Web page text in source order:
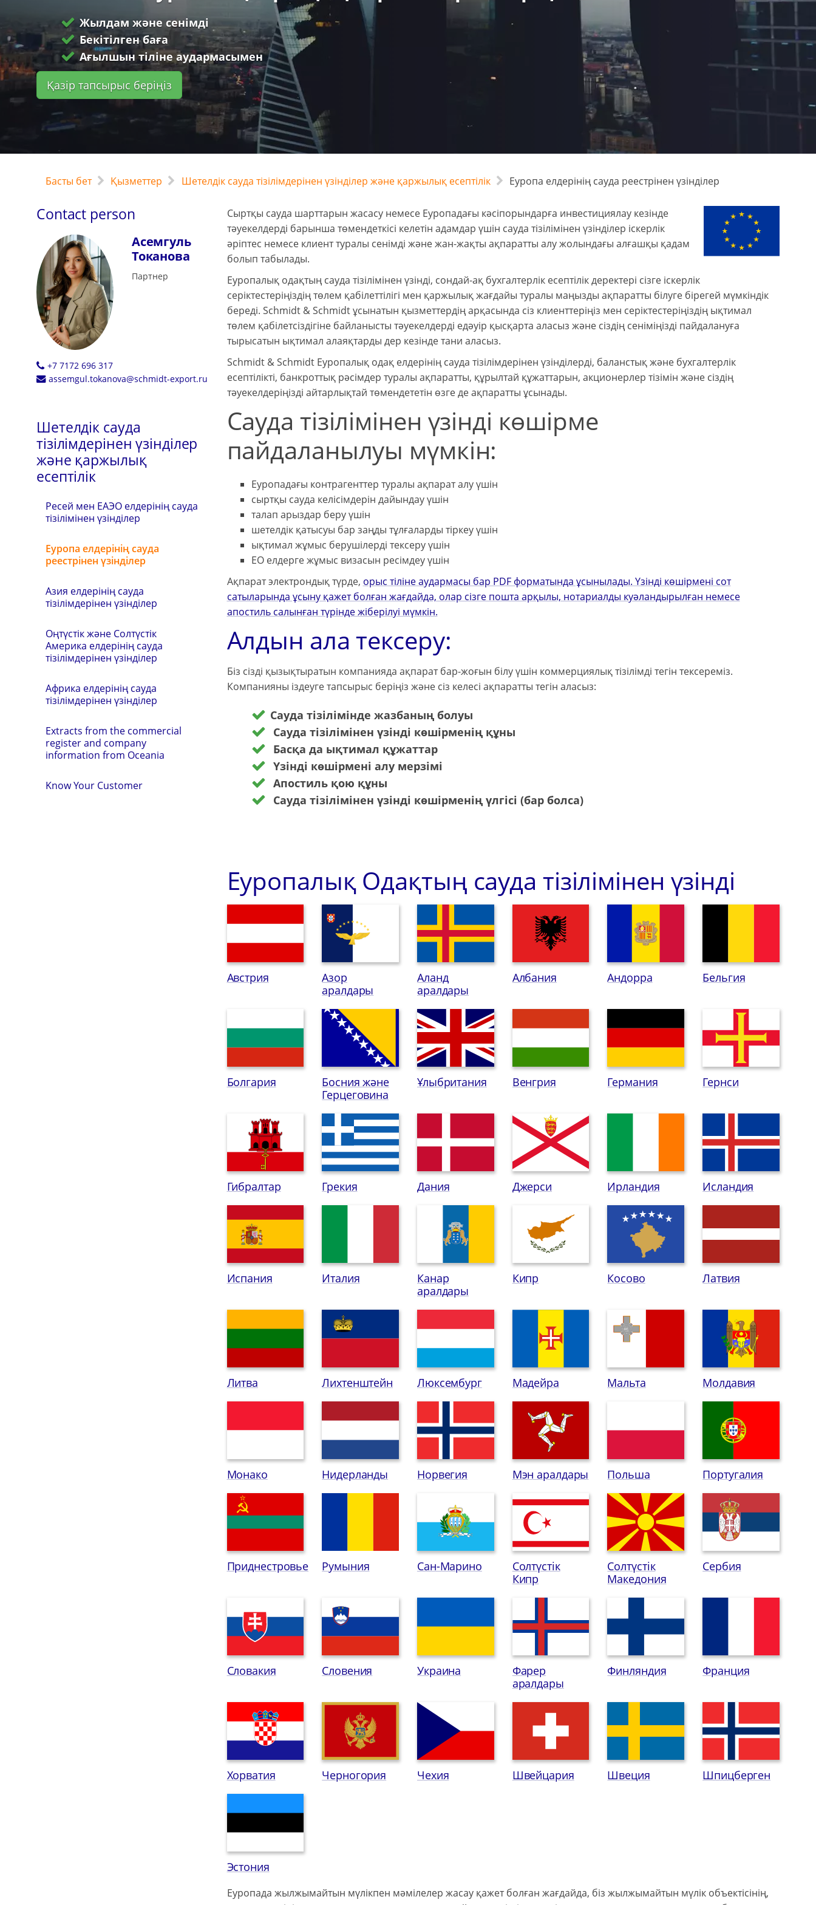
Жылдам және сенімді
Бекітілген баға
Ағылшын тіліне аудармасымен
Қазір тапсырыс беріңіз
Басты бет Қызметтер Шетелдік сауда тізілімдерінен үзінділер және қаржылық есептілік Еуропа елдерінің сауда реестрінен үзінділер
Contact person
Асемгуль
Токанова
Партнер
+7 7172 696 317
assemgul.tokanova@schmidt-export.ru
Шетелдік сауда
тізілімдерінен үзінділер
және қаржылық
есептілік
Ресей мен ЕАЭО елдерінің сауда
тізілімінен үзінділер
Еуропа елдерінің сауда
реестрінен үзінділер
Азия елдерінің сауда
тізілімдерінен үзінділер
Оңтүстік және Солтүстік
Америка елдерінің сауда
тізілімдерінен үзінділер
Африка елдерінің сауда
тізілімдерінен үзінділер
Extracts from the commercial
register and company
information from Oceania
Know Your Customer
Сыртқы сауда шарттарын жасасу немесе Еуропадағы кәсіпорындарға инвестициялау кезінде
тәуекелдерді барынша төмендеткісі келетін адамдар үшін сауда тізілімінен үзінділер іскерлік
әріптес немесе клиент туралы сенімді және жан-жақты ақпаратты алу жолындағы алғашқы қадам
болып табылады.
Еуропалық одақтың сауда тізілімінен үзінді, сондай-ақ бухгалтерлік есептілік деректері сізге іскерлік
серіктестеріңіздің төлем қабілеттілігі мен қаржылық жағдайы туралы маңызды ақпаратты білуге бірегей мүмкіндік
береді. Schmidt & Schmidt ұсынатын қызметтердің арқасында сіз клиенттеріңіз мен серіктестеріңіздің ықтимал
төлем қабілетсіздігіне байланысты тәуекелдерді едәуір қысқарта аласыз және сіздің сеніміңізді пайдалануға
тырысатын ықтимал алаяқтарды дер кезінде тани аласыз.
Schmidt & Schmidt Еуропалық одақ елдерінің сауда тізілімдерінен үзінділерді, баланстық және бухгалтерлік
есептілікті, банкроттық рәсімдер туралы ақпаратты, құрылтай құжаттарын, акционерлер тізімін және сіздің
тәуекелдеріңізді айтарлықтай төмендететін өзге де ақпаратты ұсынады.
Сауда тізілімінен үзінді көшірме
пайдаланылуы мүмкін:
Еуропадағы контрагенттер туралы ақпарат алу үшін
сыртқы сауда келісімдерін дайындау үшін
талап арыздар беру үшін
шетелдік қатысуы бар заңды тұлғаларды тіркеу үшін
ықтимал жұмыс берушілерді тексеру үшін
ЕО елдерге жұмыс визасын ресімдеу үшін
Ақпарат электрондық түрде, орыс тіліне аудармасы бар PDF форматында ұсынылады. Үзінді көшірмені сот
сатыларында ұсыну қажет болған жағдайда, олар сізге пошта арқылы, нотариалды куәландырылған немесе
апостиль салынған түрінде жіберілуі мүмкін.
Алдын ала тексеру:
Біз сізді қызықтыратын компанияда ақпарат бар-жоғын білу үшін коммерциялық тізілімді тегін тексереміз.
Компанияны іздеуге тапсырыс беріңіз және сіз келесі ақпаратты тегін аласыз:
Сауда тізілімінде жазбаның болуы
Сауда тізілімінен үзінді көшірменің құны
Басқа да ықтимал құжаттар
Үзінді көшірмені алу мерзімі
Апостиль қою құны
Сауда тізілімінен үзінді көшірменің үлгісі (бар болса)
Еуропалық Одақтың сауда тізілімінен үзінді
Австрия
Азор
аралдары
Аланд
аралдары
Албания Андорра Бельгия
Болгария
Босния және
Герцеговина
Ұлыбритания Венгрия Германия Гернси
Гибралтар Грекия Дания Джерси Ирландия Исландия
Испания Италия
Канар
аралдары
Кипр Косово Латвия
Литва Лихтенштейн Люксембург Мадейра Мальта Молдавия
Монако Нидерланды Норвегия Мэн аралдары Польша Португалия
Приднестровье Румыния Сан-Марино
Солтүстік
Кипр
Солтүстік
Македония
Сербия
Словакия Словения Украина
Фарер
аралдары
Финляндия Франция
Хорватия Черногория Чехия Швейцария Швеция Шпицберген
Эстония
Еуропада жылжымайтын мүлікпен мәмілелер жасау қажет болған жағдайда, біз жылжымайтын мүлік объектісінің,